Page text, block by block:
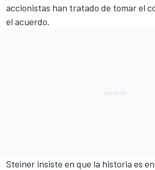
accionistas han tratado de tomar el
el acuerdo.
Steiner insiste en que la historia es